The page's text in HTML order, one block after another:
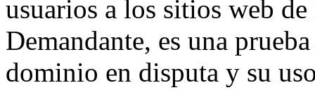
usuarios a los sitios web
Demandante, es una
dominio en disputa y su